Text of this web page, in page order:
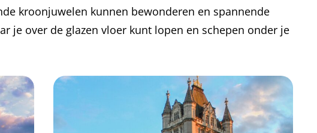
kroonjuwelen kunnen bewonderen en spannende
je over de glazen vloer kunt lopen en schepen onder je